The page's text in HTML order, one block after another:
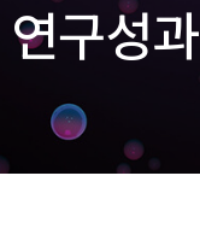
연구성과